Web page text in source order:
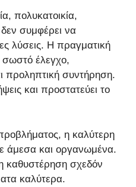
πολυκατοικία,
συμφέρει να
λύσεις. Η πραγματική
σωστό έλεγχο,
προληπτική συντήρηση.
και προστατεύει το
η καλύτερη
άμεσα και οργανωμένα.
η καθυστέρηση σχεδόν
καλύτερα.